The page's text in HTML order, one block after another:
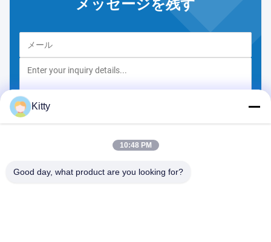
メッセージを残す
提出
Kitty
10:48 PM
Good day, what product are you looking for?